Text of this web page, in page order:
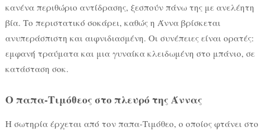
κανένα περιθώριο αντίδρασης, ξεσπούν πάνω της με ανελέητη
βία. Το περιστατικό σοκάρει, καθώς η Άννα βρίσκεται
ανυπεράσπιστη και αιφνιδιασμένη. Οι συνέπειες είναι ορατές:
εμφανή τραύματα και μια γυναίκα κλειδωμένη στο μπάνιο, σε
κατάσταση σοκ.
Ο παπα-Τιμόθεος στο πλευρό της Άννας
Η σωτηρία έρχεται από τον παπα-Τιμόθεο, ο οποίος φτάνει στο